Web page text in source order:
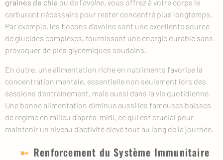
graines de chia ou de l’avoine, vous offrez à votre corps le
carburant nécessaire pour rester concentré plus longtemps.
Par exemple, les flocons d’avoine sont une excellente source
de glucides complexes, fournissant une énergie durable sans
provoquer de pics glycémiques soudains.
En outre, une alimentation riche en nutriments favorise la
concentration mentale, essentielle non seulement lors des
sessions d’entraînement, mais aussi dans la vie quotidienne.
Une bonne alimentation diminue aussi les fameuses baisses
de régime en milieu d’après-midi, ce qui est crucial pour
maintenir un niveau d’activité élevé tout au long de la journée.
Renforcement du Système Immunitaire